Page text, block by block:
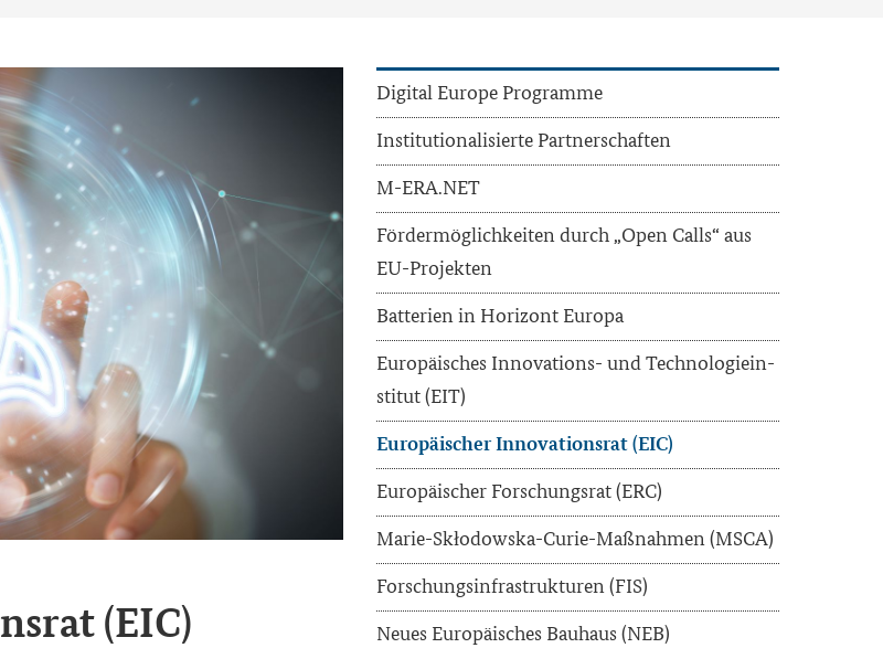
(EIC)
Di­gi­tal Eu­ro­pe Pro­gram­me
In­sti­tu­tio­na­li­sier­te Part­ner­schaf­ten
M-ERA.NET
För­der­mög­lich­kei­ten durch „Open Calls“ aus
EU-​Projekten
Bat­te­rien in Ho­ri­zont Eu­ro­pa
Eu­ro­päi­sches Innovations-​ und Tech­no­lo­gie­in­
sti­tut (EIT)
Eu­ro­päi­scher In­no­va­ti­ons­rat (EIC)
Eu­ro­päi­scher For­schungs­rat (ERC)
Marie-​Skłodowska-​Curie-Maßnahmen (MSCA)
For­schungs­in­fra­struk­tu­ren (FIS)
Neues Eu­ro­päi­sches Bau­haus (NEB)